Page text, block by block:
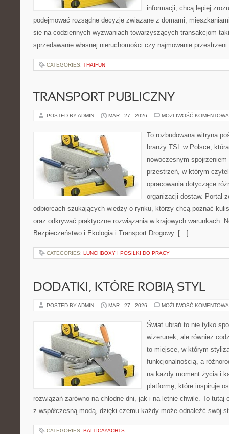
informacji, chcą lepiej
podejmować rozsądne decyzje związane z domami,
się na codziennych wyzwaniach towarzyszących transakcjom
sprzedawanie własnej nieruchomości czy najmowanie
CATEGORIES: THAIFUN
TRANSPORT PUBLICZNY
POSTED BY ADMIN MAR - 27 - 2026 MOŻLIWOŚĆ
To rozbudowana witryna
branży TSL w Polsce,
nowoczesnym spojrzeniem
przestrzeń, w którym
opracowania dotyczące
organizacji dostaw. Portal
odbiorcach szukających wiedzy o rynku, którzy chcą poznać
oraz odkrywać praktyczne rozwiązania w krajowych warunkach.
Bezpieczeństwo i Ekologia i Transport Drogowy. […]
CATEGORIES: LUNCHBOXY I POSIŁKI DO PRACY
DODATKI, KTÓRE ROBIĄ STYL
POSTED BY ADMIN MAR - 27 - 2026 MOŻLIWOŚĆ
Świat ubrań to nie tylko
wizerunek, ale również
to miejsce, w którym
funkcjonalnością, a
na każdy moment życia i
platformę, które inspiruje
rozwiązań zarówno na chłodne dni, jak i na letnie chwile. To tutaj
z współczesną modą, dzięki czemu każdy może odnaleźć swój
CATEGORIES: BALTICAYACHTS